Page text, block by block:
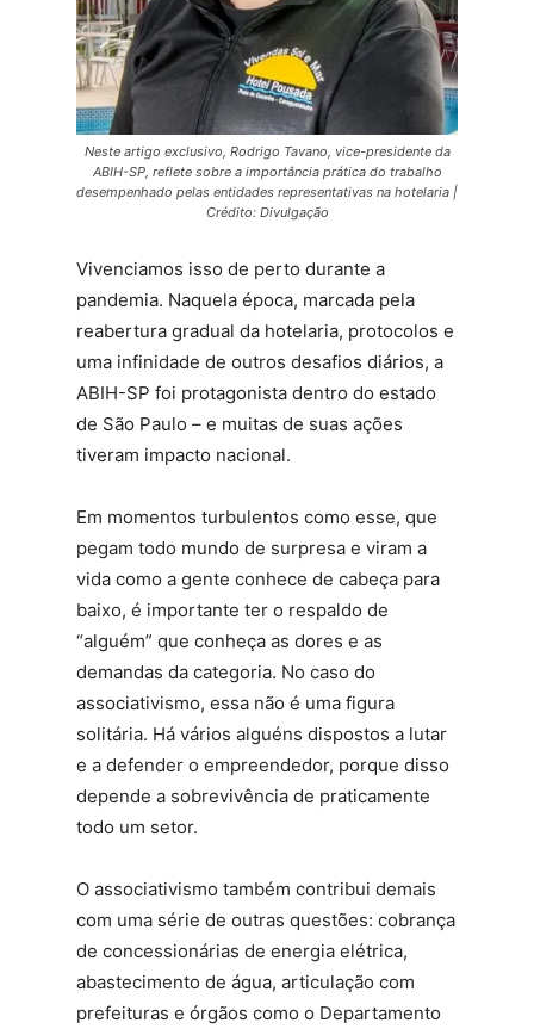
Neste artigo exclusivo, Rodrigo Tavano, vice-presidente da
ABIH-SP, reflete sobre a importância prática do trabalho
desempenhado pelas entidades representativas na hotelaria |
Crédito: Divulgação
Vivenciamos isso de perto durante a
pandemia. Naquela época, marcada pela
reabertura gradual da hotelaria, protocolos e
uma infinidade de outros desafios diários, a
ABIH-SP foi protagonista dentro do estado
de São Paulo – e muitas de suas ações
tiveram impacto nacional.
Em momentos turbulentos como esse, que
pegam todo mundo de surpresa e viram a
vida como a gente conhece de cabeça para
baixo, é importante ter o respaldo de
“alguém” que conheça as dores e as
demandas da categoria. No caso do
associativismo, essa não é uma figura
solitária. Há vários alguéns dispostos a lutar
e a defender o empreendedor, porque disso
depende a sobrevivência de praticamente
todo um setor.
O associativismo também contribui demais
com uma série de outras questões: cobrança
de concessionárias de energia elétrica,
abastecimento de água, articulação com
prefeituras e órgãos como o Departamento